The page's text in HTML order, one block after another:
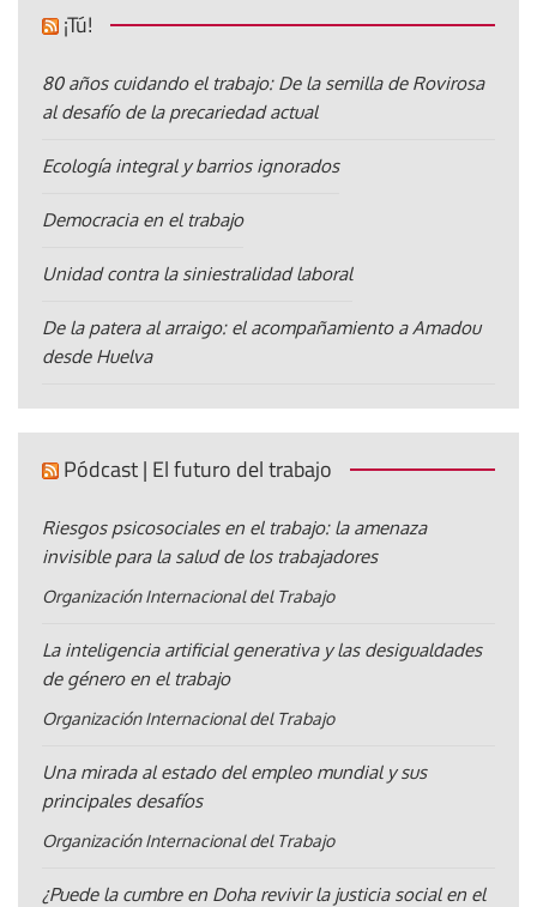
¡Tú!
80 años cuidando el trabajo: De la semilla de Rovirosa
al desafío de la precariedad actual
Ecología integral y barrios ignorados
Democracia en el trabajo
Unidad contra la siniestralidad laboral
De la patera al arraigo: el acompañamiento a Amadou
desde Huelva
Pódcast | El futuro del trabajo
Riesgos psicosociales en el trabajo: la amenaza
invisible para la salud de los trabajadores
Organización Internacional del Trabajo
La inteligencia artificial generativa y las desigualdades
de género en el trabajo
Organización Internacional del Trabajo
Una mirada al estado del empleo mundial y sus
principales desafíos
Organización Internacional del Trabajo
¿Puede la cumbre en Doha revivir la justicia social en el